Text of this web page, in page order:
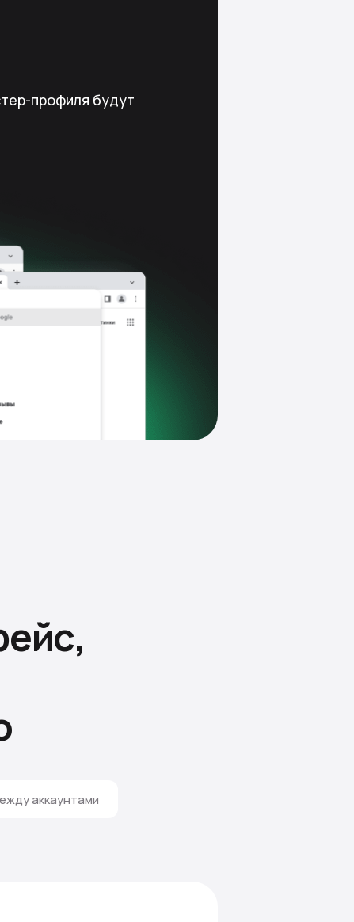
профиля будут
аккаунтами